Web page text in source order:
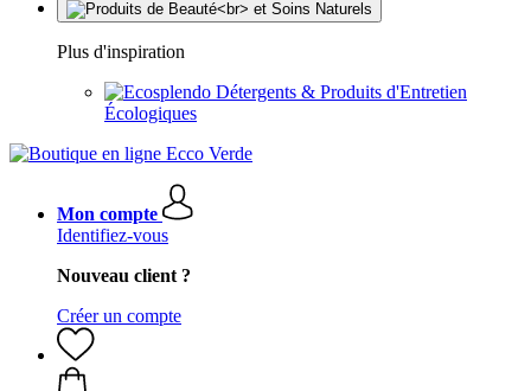
Plus d'inspiration
Détergents & Produits d'Entretien
Écologiques
Mon compte
Identifiez-vous
Nouveau client ?
Créer un compte